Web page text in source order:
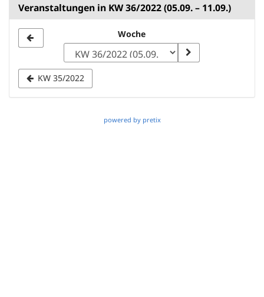
Veranstaltungen in KW 36/2022 (05.09. – 11.09.)
zur
Anzeige
auswählen
Woche
KW 35/2022
powered by pretix